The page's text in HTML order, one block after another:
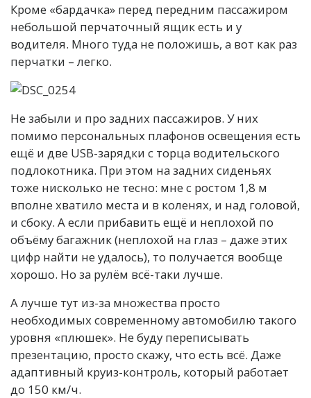
Кроме «бардачка» перед передним пассажиром
небольшой перчаточный ящик есть и у
водителя. Много туда не положишь, а вот как раз
перчатки – легко.
Не забыли и про задних пассажиров. У них
помимо персональных плафонов освещения есть
ещё и две USB-зарядки с торца водительского
подлокотника. При этом на задних сиденьях
тоже нисколько не тесно: мне с ростом 1,8 м
вполне хватило места и в коленях, и над головой,
и сбоку. А если прибавить ещё и неплохой по
объёму багажник (неплохой на глаз – даже этих
цифр найти не удалось), то получается вообще
хорошо. Но за рулём всё-таки лучше.
А лучше тут из-за множества просто
необходимых современному автомобилю такого
уровня «плюшек». Не буду переписывать
презентацию, просто скажу, что есть всё. Даже
адаптивный круиз-контроль, который работает
до 150 км/ч.